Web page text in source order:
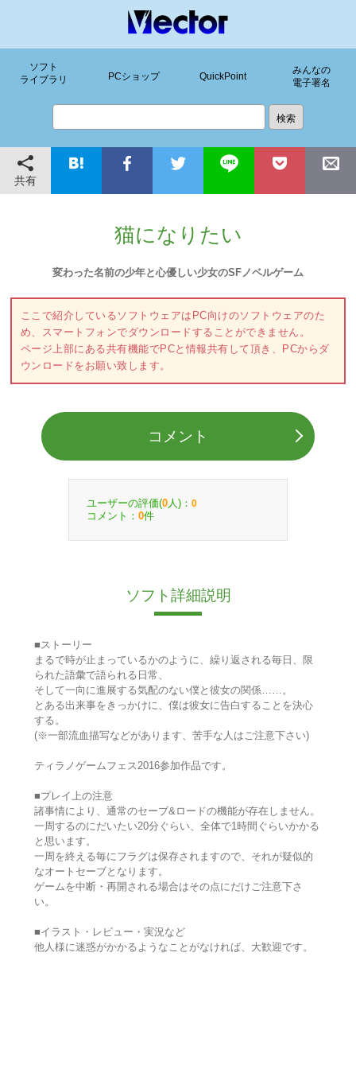
ソフト
ライブラリ
PCショップ QuickPoint
みんなの
電子署名
共有
猫になりたい
変わった名前の少年と心優しい少女のSFノベルゲーム
ここで紹介しているソフトウェアはPC向けのソフトウェアのた
め、スマートフォンでダウンロードすることができません。
ページ上部にある共有機能でPCと情報共有して頂き、PCからダ
ウンロードをお願い致します。
コメント
ユーザーの評価(0 人)： 0
コメント： 0件
ソフト詳細説明
■ストーリー
まるで時が止まっているかのように、繰り返される毎日、限
られた語彙で語られる日常、
そして一向に進展する気配のない僕と彼女の関係……。
とある出来事をきっかけに、僕は彼女に告白することを決心
する。
(※一部流血描写などがあります、苦手な人はご注意下さい)
ティラノゲームフェス2016参加作品です。
■プレイ上の注意
諸事情により、通常のセーブ&ロードの機能が存在しません。
一周するのにだいたい20分ぐらい、全体で1時間ぐらいかかる
と思います。
一周を終える毎にフラグは保存されますので、それが疑似的
なオートセーブとなります。
ゲームを中断・再開される場合はその点にだけご注意下さ
い。
■イラスト・レビュー・実況など
他人様に迷惑がかかるようなことがなければ、大歓迎です。